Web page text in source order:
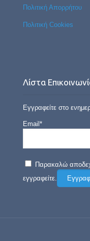
Πολιτική Απορρήτου
Πολιτική Cookies
Λίστα
Εγγραφείτε στο
Email*
Παρακαλώ
εγγραφείτε.